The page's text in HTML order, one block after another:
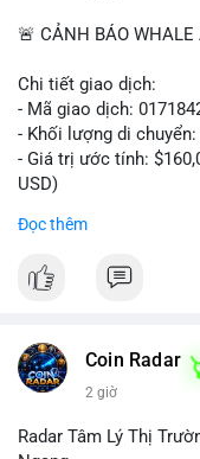
🚨 CẢNH BÁO WHALE
Chi tiết giao dịch:
- Mã giao dịch:
- Khối lượng di chuyển:
- Giá trị ước tính:
USD)
Khối lượng 2,459
việc di chuyển số
phân bổ danh mục
Động thái này có thể
Đọc thêm
Coin Radar
2 giờ
Radar Tâm Lý Thị